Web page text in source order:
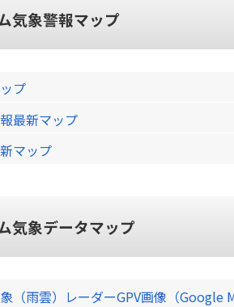
気象警報マップ
プ
最新マップ
マップ
気象データマップ
（雨雲）レーダーGPV画像（Google